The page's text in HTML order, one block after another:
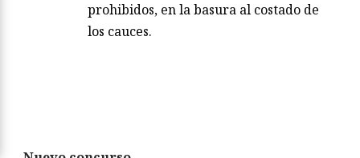
prohibidos, en la basura al costado de
los cauces.